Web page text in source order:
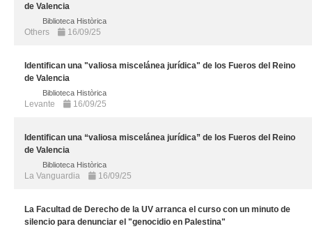
de Valencia
Biblioteca Històrica
Others 16/09/25
Identifican una "valiosa miscelánea jurídica" de los Fueros del Reino
de Valencia
Biblioteca Històrica
Levante 16/09/25
Identifican una “valiosa miscelánea jurídica” de los Fueros del Reino
de Valencia
Biblioteca Històrica
La Vanguardia 16/09/25
La Facultad de Derecho de la UV arranca el curso con un minuto de
silencio para denunciar el "genocidio en Palestina"